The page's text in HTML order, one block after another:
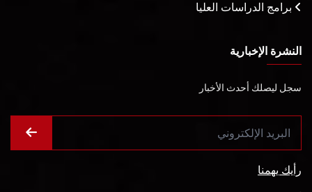
برامج الدراسات العليا
النشرة الإخبارية
سجل ليصلك أحدث الأخبار
رأيك يهمنا